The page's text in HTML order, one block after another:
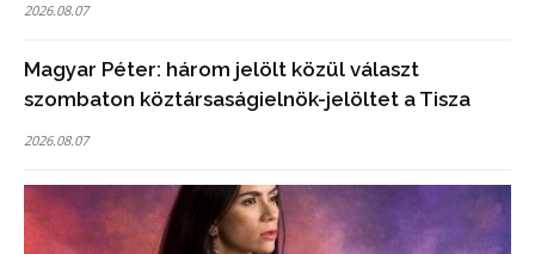
2026.08.07
Magyar Péter: három jelölt közül választ
szombaton köztársaságielnök-jelöltet a Tisza
2026.08.07